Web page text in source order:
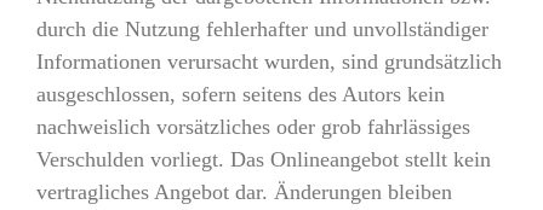
durch die Nutzung fehlerhafter und unvollständiger
Informationen verursacht wurden, sind grundsätzlich
ausgeschlossen, sofern seitens des Autors kein
nachweislich vorsätzliches oder grob fahrlässiges
Verschulden vorliegt. Das Onlineangebot stellt kein
vertragliches Angebot dar. Änderungen bleiben